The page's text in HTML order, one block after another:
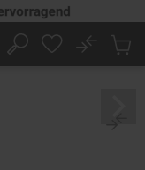
Suche
No